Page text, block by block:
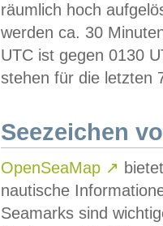
räumlich hoch
werden ca. 30
UTC ist gegen 0130
stehen für die letzten
Seezeichen
OpenSeaMap ↗
nautische
Seamarks sind